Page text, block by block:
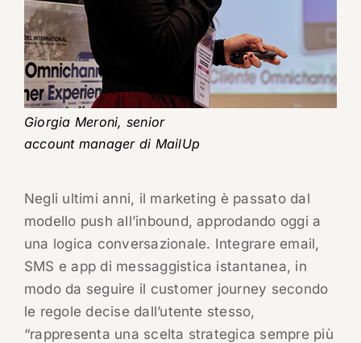
Giorgia Meroni, senior
account manager di MailUp
Negli ultimi anni, il marketing è passato dal
modello push all’inbound, approdando oggi a
una logica conversazionale. Integrare email,
SMS e app di messaggistica istantanea, in
modo da seguire il customer journey secondo
le regole decise dall’utente stesso,
“rappresenta una scelta strategica sempre più